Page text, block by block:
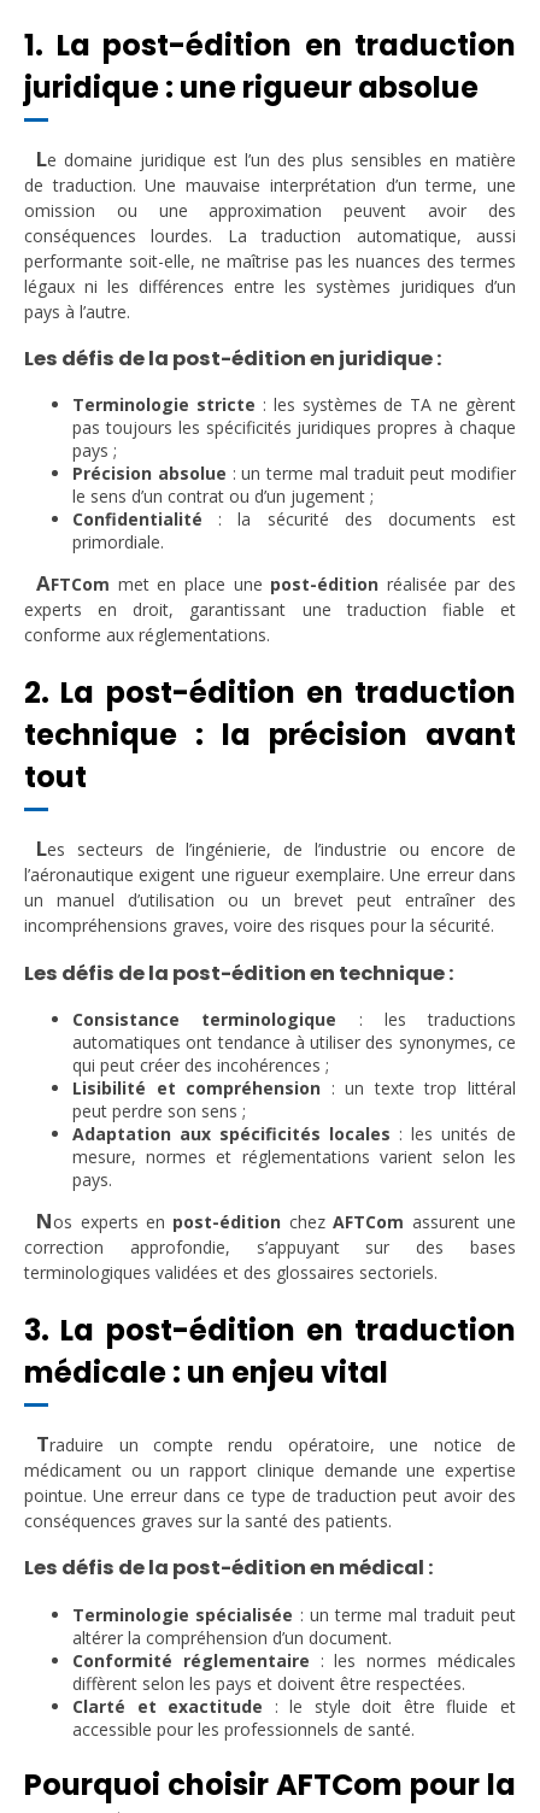
1. La post-édition en traduction
juridique : une rigueur absolue
Le domaine juridique est l’un des plus sensibles en matière
de traduction. Une mauvaise interprétation d’un terme, une
omission ou une approximation peuvent avoir des
conséquences lourdes. La traduction automatique, aussi
performante soit-elle, ne maîtrise pas les nuances des termes
légaux ni les différences entre les systèmes juridiques d’un
pays à l’autre.
Les défis de la post-édition en juridique :
Terminologie stricte : les systèmes de TA ne gèrent
pas toujours les spécificités juridiques propres à chaque
pays ;
Précision absolue : un terme mal traduit peut modifier
le sens d’un contrat ou d’un jugement ;
Confidentialité : la sécurité des documents est
primordiale.
AFTCom met en place une post-édition réalisée par des
experts en droit, garantissant une traduction fiable et
conforme aux réglementations.
2. La post-édition en traduction
technique : la précision avant
tout
Les secteurs de l’ingénierie, de l’industrie ou encore de
l’aéronautique exigent une rigueur exemplaire. Une erreur dans
un manuel d’utilisation ou un brevet peut entraîner des
incompréhensions graves, voire des risques pour la sécurité.
Les défis de la post-édition en technique :
Consistance terminologique : les traductions
automatiques ont tendance à utiliser des synonymes, ce
qui peut créer des incohérences ;
Lisibilité et compréhension : un texte trop littéral
peut perdre son sens ;
Adaptation aux spécificités locales : les unités de
mesure, normes et réglementations varient selon les
pays.
Nos experts en post-édition chezAFTCom assurent une
correction approfondie, s’appuyant sur des bases
terminologiques validées et des glossaires sectoriels.
3. La post-édition en traduction
médicale : un enjeu vital
Traduire un compte rendu opératoire, une notice de
médicament ou un rapport clinique demande une expertise
pointue. Une erreur dans ce type de traduction peut avoir des
conséquences graves sur la santé des patients.
Les défis de la post-édition en médical :
Terminologie spécialisée : un terme mal traduit peut
altérer la compréhension d’un document.
Conformité réglementaire : les normes médicales
diffèrent selon les pays et doivent être respectées.
Clarté et exactitude : le style doit être fluide et
accessible pour les professionnels de santé.
Pourquoi choisir AFTCom pour la